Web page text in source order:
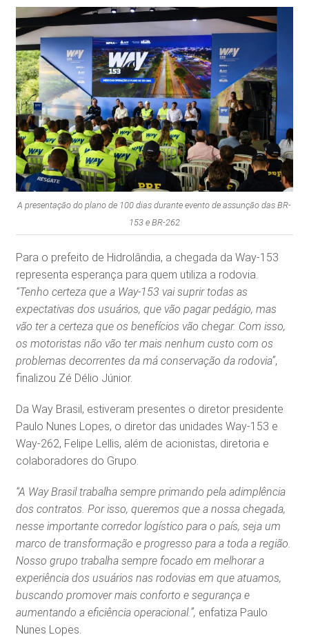
A presentação do plano de 100 dias durante evento de assunção das BR-
153 e BR-262
Para o prefeito de Hidrolândia, a chegada da Way-153
representa esperança para quem utiliza a rodovia.
“Tenho certeza que a Way-153 vai suprir todas as
expectativas dos usuários, que vão pagar pedágio, mas
vão ter a certeza que os benefícios vão chegar. Com isso,
os motoristas não vão ter mais nenhum custo com os
problemas decorrentes da má conservação da rodovia”,
finalizou Zé Délio Júnior.
Da Way Brasil, estiveram presentes o diretor presidente
Paulo Nunes Lopes, o diretor das unidades Way-153 e
Way-262, Felipe Lellis, além de acionistas, diretoria e
colaboradores do Grupo.
“A Way Brasil trabalha sempre primando pela adimplência
dos contratos. Por isso, queremos que a nossa chegada,
nesse importante corredor logístico para o país, seja um
marco de transformação e progresso para a toda a região.
Nosso grupo trabalha sempre focado em melhorar a
experiência dos usuários nas rodovias em que atuamos,
buscando promover mais conforto e segurança e
aumentando a eficiência operacional.”, enfatiza Paulo
Nunes Lopes.